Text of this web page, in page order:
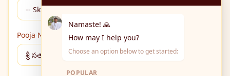
Pooja Name
Namaste! 🙏
How may I help you?
Choose an option below to get started:
POPULAR